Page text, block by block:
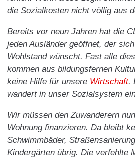
die Sozialkosten nicht völlig aus
Bereits vor neun Jahren hat die
jeden Ausländer geöffnet, der
Wohlstand wünscht. Fast alle
kommen aus bildungsfernen
keine Hilfe für unsere Wirtschaft.
wandert in unser Sozialsystem
Wir müssen den Zuwanderern
Wohnung finanzieren. Da bleibt
Schwimmbäder,
Kindergärten übrig. Die verfehlte